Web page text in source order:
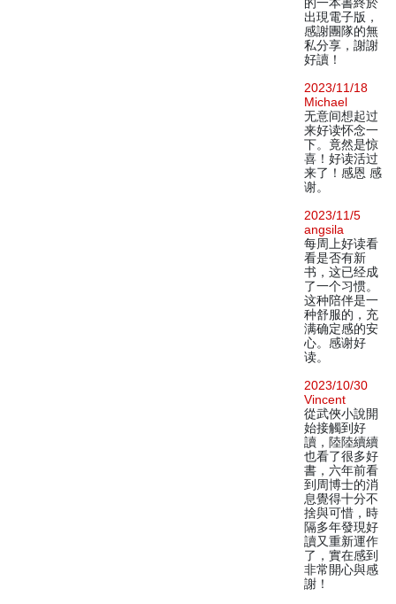
出現電子版，
感謝團隊的無
私分享，謝謝
好讀！
2023/11/18
Michael
无意间想起过
来好读怀念一
下。竟然是惊
喜！好读活过
来了！感恩 感
谢。
2023/11/5
angsila
每周上好读看
看是否有新
书，这已经成
了一个习惯。
这种陪伴是一
种舒服的，充
满确定感的安
心。感谢好
读。
2023/10/30
Vincent
從武俠小說開
始接觸到好
讀，陸陸續續
也看了很多好
書，六年前看
到周博士的消
息覺得十分不
捨與可惜，時
隔多年發現好
讀又重新運作
了，實在感到
非常開心與感
謝！